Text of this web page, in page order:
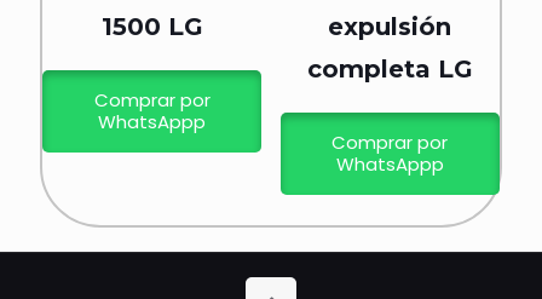
1500 LG
Comprar por
WhatsAppp
expulsión
completa LG
Comprar por
WhatsAppp